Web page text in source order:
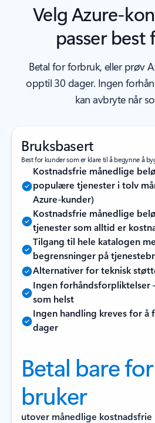
Velg Azure-
passer best
Betal for forbruk, eller prøv
opptil 30 dager. Ingen
kan avbryte når
Bruksbasert
Best for kunder som er klare til å begynne å
Kostnadsfrie månedlige
populære tjenester i tolv
Azure-kunder)
Kostnadsfrie månedlige
tjenester som alltid er
Tilgang til hele katalogen
begrensninger på
Alternativer for teknisk
Ingen forhåndsforpliktelser
som helst
Ingen handling kreves for
dager
Betal bare
bruker
utover månedlige kostnadsfrie